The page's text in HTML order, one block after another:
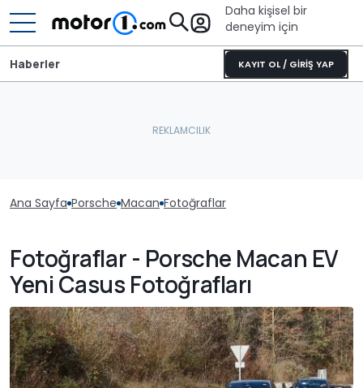
Daha kişisel bir
deneyim için
KAYIT OL / GİRİŞ YAP
Haberler
Ana Sayfa Porsche Macan Fotoğraflar
Fotoğraflar - Porsche Macan EV
Yeni Casus Fotoğrafları